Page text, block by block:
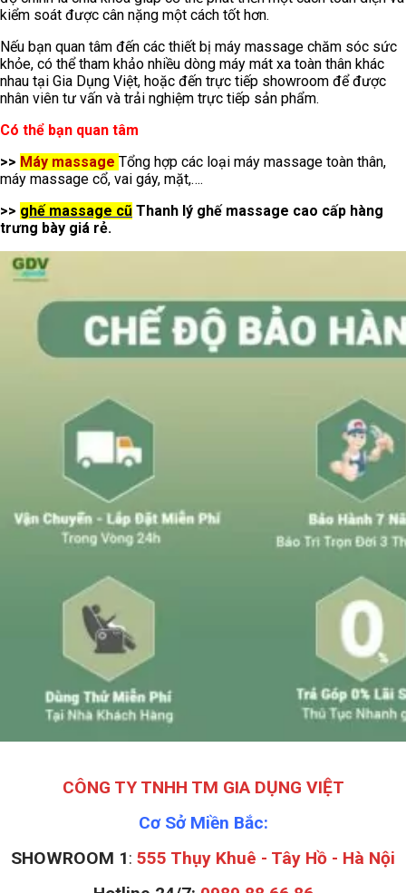
kiểm soát được cân nặng một cách tốt hơn.
Nếu bạn quan tâm đến các thiết bị máy massage chăm sóc sức
khỏe, có thể tham khảo nhiều dòng máy mát xa toàn thân khác
nhau tại Gia Dụng Việt, hoặc đến trực tiếp showroom để được
nhân viên tư vấn và trải nghiệm trực tiếp sản phẩm.
Có thể bạn quan tâm
>> Máy massage Tổng hợp các loại máy massage toàn thân,
máy massage cổ, vai gáy, mặt,….
>> ghế massage cũ Thanh lý ghế massage cao cấp hàng
trưng bày giá rẻ.
CÔNG TY TNHH TM GIA DỤNG VIỆT
Cơ Sở Miền Bắc:
SHOWROOM 1: 555 Thụy Khuê - Tây Hồ - Hà Nội